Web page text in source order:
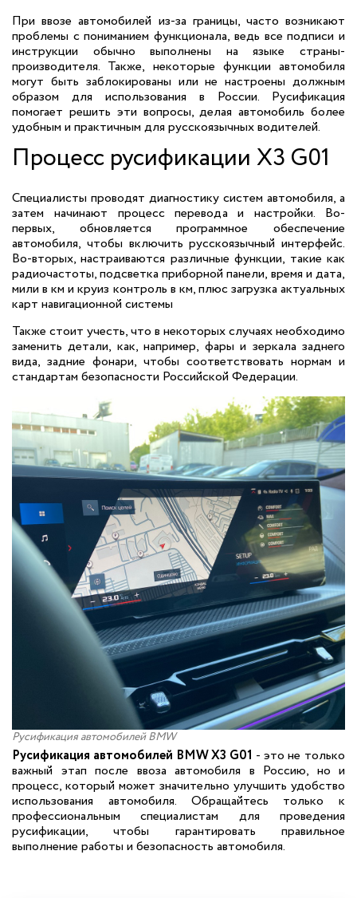
При ввозе автомобилей из-за границы, часто возникают
проблемы с пониманием функционала, ведь все подписи и
инструкции обычно выполнены на языке страны-
производителя. Также, некоторые функции автомобиля
могут быть заблокированы или не настроены должным
образом для использования в России. Русификация
помогает решить эти вопросы, делая автомобиль более
удобным и практичным для русскоязычных водителей.
Процесс русификации X3 G01
Специалисты проводят диагностику систем автомобиля, а
затем начинают процесс перевода и настройки. Во-
первых, обновляется программное обеспечение
автомобиля, чтобы включить русскоязычный интерфейс.
Во-вторых, настраиваются различные функции, такие как
радиочастоты, подсветка приборной панели, время и дата,
мили в км и круиз контроль в км, плюс загрузка актуальных
карт навигационной системы
Также стоит учесть, что в некоторых случаях необходимо
заменить детали, как, например, фары и зеркала заднего
вида, задние фонари, чтобы соответствовать нормам и
стандартам безопасности Российской Федерации.
Русификация автомобилей BMW
Русификация автомобилей BMW X3 G01 - это не только
важный этап после ввоза автомобиля в Россию, но и
процесс, который может значительно улучшить удобство
использования автомобиля. Обращайтесь только к
профессиональным специалистам для проведения
русификации, чтобы гарантировать правильное
выполнение работы и безопасность автомобиля.